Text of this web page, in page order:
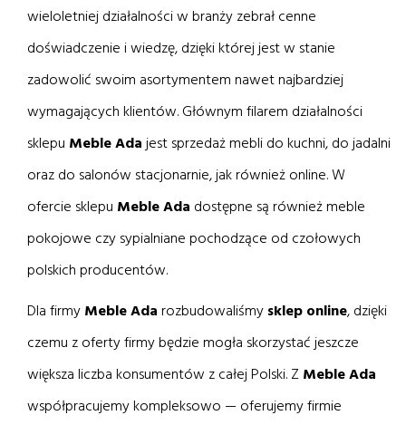
wieloletniej działalności w branży zebrał cenne
doświadczenie i wiedzę, dzięki której jest w stanie
zadowolić swoim asortymentem nawet najbardziej
wymagających klientów. Głównym filarem działalności
sklepu Meble Ada jest sprzedaż mebli do kuchni, do jadalni
oraz do salonów stacjonarnie, jak również online. W
ofercie sklepu Meble Ada dostępne są również meble
pokojowe czy sypialniane pochodzące od czołowych
polskich producentów.
Dla firmy Meble Ada rozbudowaliśmy sklep online, dzięki
czemu z oferty firmy będzie mogła skorzystać jeszcze
większa liczba konsumentów z całej Polski. Z Meble Ada
współpracujemy kompleksowo — oferujemy firmie